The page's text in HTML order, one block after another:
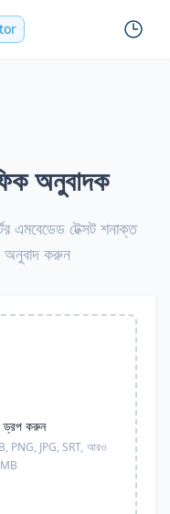
অনুবাদক
এমবেডেড টেক্সট শনাক্ত
অনুবাদ করুন
ড্রপ করুন
PNG, JPG, SRT, আরও
MB